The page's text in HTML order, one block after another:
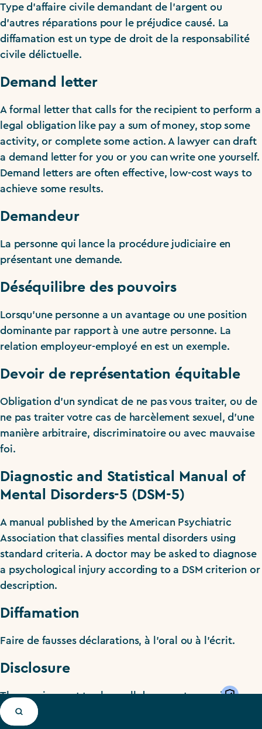
Type d’affaire civile demandant de l’argent ou
d’autres réparations pour le préjudice causé. La
diffamation est un type de droit de la responsabilité
civile délictuelle.
Demand letter
A formal letter that calls for the recipient to perform a
legal obligation like pay a sum of money, stop some
activity, or complete some action. A lawyer can draft
a demand letter for you or you can write one yourself.
Demand letters are often effective, low-cost ways to
achieve some results.
Demandeur
La personne qui lance la procédure judiciaire en
présentant une demande.
Déséquilibre des pouvoirs
Lorsqu’une personne a un avantage ou une position
dominante par rapport à une autre personne. La
relation employeur-employé en est un exemple.
Devoir de représentation équitable
Obligation d’un syndicat de ne pas vous traiter, ou de
ne pas traiter votre cas de harcèlement sexuel, d’une
manière arbitraire, discriminatoire ou avec mauvaise
foi.
Diagnostic and Statistical Manual of
Mental Disorders-5 (DSM-5)
A manual published by the American Psychiatric
Association that classifies mental disorders using
standard criteria. A doctor may be asked to diagnose
a psychological injury according to a DSM criterion or
description.
Diffamation
Faire de fausses déclarations, à l’oral ou à l’écrit.
Disclosure
The requirement to share all documents or evidence
that has a connection to your case, even if it hurts